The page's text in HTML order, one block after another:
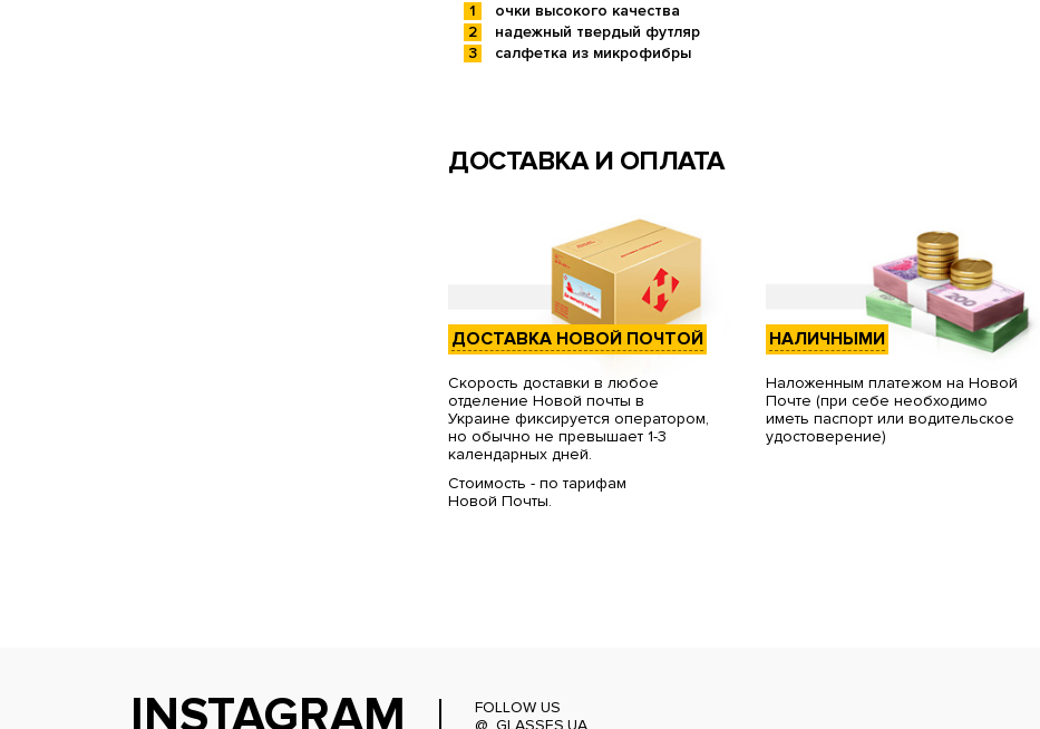
очки высокого качества
надежный твердый футляр
салфетка из микрофибры
ДОСТАВКА И ОПЛАТА
ДОСТАВКА НОВОЙ ПОЧТОЙ
Скорость доставки в любое
отделение Новой почты в
Украине фиксируется оператором,
но обычно не превышает 1-3
календарных дней.
Стоимость - по тарифам
Новой Почты.
НАЛИЧНЫМИ
Наложенным платежом на Новой
Почте (при себе необходимо
иметь паспорт или водительское
удостоверение)
INSTAGRAM
FOLLOW US